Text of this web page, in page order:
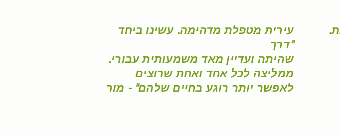
עירית מטפלת מדהימה. עשינו ביחד
דרך"
.שהיתה ועדיין מאד משמעותית עבורי
ממליצה לכל אחד ואחת שרוצים
לאפשר יותר רוגע בחיים שלהם" - מור